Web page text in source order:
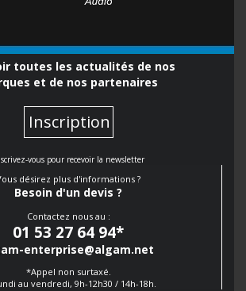
toutes les actualités de nos
et de nos partenaires
Inscription
vous pour recevoir la newsletter
désirez plus d'informations ?
Besoin d'un devis ?
Contactez nous au :
01 53 27 64 94*
enterprise@algam.net
*Appel non surtaxé.
au vendredi, 9h-12h30 / 14h-18h.